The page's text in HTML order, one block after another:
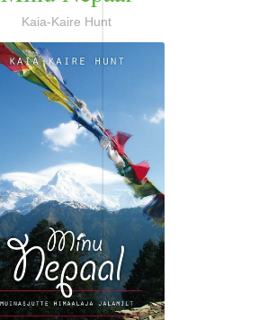
Kaia-Kaire Hunt